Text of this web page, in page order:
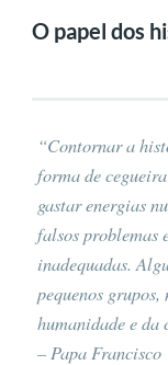
O papel dos
“Contornar a
forma de
gastar energias
falsos problemas
inadequadas.
pequenos
humanidade e da
– Papa Francisco